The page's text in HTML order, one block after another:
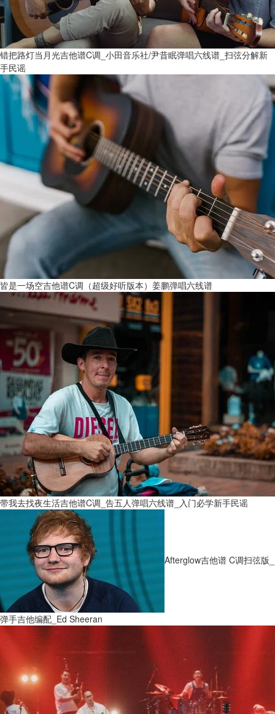
错把路灯当月光吉他谱C调_小田音乐社/尹昔眠弹唱六线谱_扫弦分解新
手民谣
皆是一场空吉他谱C调（超级好听版本）姜鹏弹唱六线谱
带我去找夜生活吉他谱C调_告五人弹唱六线谱_入门必学新手民谣
Afterglow吉他谱 C调扫弦版_
弹手吉他编配_Ed Sheeran